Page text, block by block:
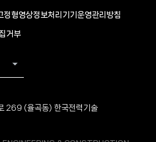
인스
블로그
페이스북
정형영상정보처리기기운영관리방침
거부
269 (율곡동) 한국전력기술